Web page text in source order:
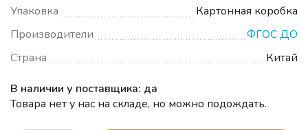
Упаковка
Картонная коробка
Производители
ФГОС ДО
Страна
Китай
В наличии у поставщика: да
Товара нет у нас на складе, но можно подождать.